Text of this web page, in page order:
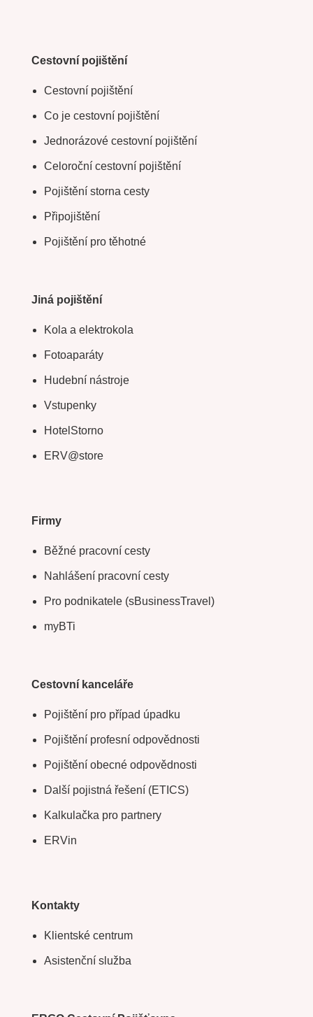
Cestovní pojištění
Cestovní pojištění
Co je cestovní pojištění
Jednorázové cestovní pojištění
Celoroční cestovní pojištění
Pojištění storna cesty
Připojištění
Pojištění pro těhotné
Jiná pojištění
Kola a elektrokola
Fotoaparáty
Hudební nástroje
Vstupenky
HotelStorno
ERV@store
Firmy
Běžné pracovní cesty
Nahlášení pracovní cesty
Pro podnikatele (sBusinessTravel)
myBTi
Cestovní kanceláře
Pojištění pro případ úpadku
Pojištění profesní odpovědnosti
Pojištění obecné odpovědnosti
Další pojistná řešení (ETICS)
Kalkulačka pro partnery
ERVin
Kontakty
Klientské centrum
Asistenční služba